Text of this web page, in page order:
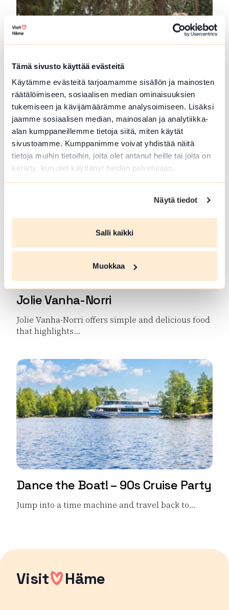
Tämä sivusto käyttää evästeitä
Käytämme evästeitä tarjoamamme sisällön ja mainosten
räätälöimiseen, sosiaalisen median ominaisuuksien
tukemiseen ja kävijämäärämme analysoimiseen. Lisäksi
jaamme sosiaalisen median, mainosalan ja analytiikka-
alan kumppaneillemme tietoja siitä, miten käytät
sivustoamme. Kumppanimme voivat yhdistää näitä
tietoja muihin tietoihin, joita olet antanut heille tai joita on
kerätty, kun olet käyttänyt heidän palvelujaan.
Näytä tiedot
Salli kaikki
Muokkaa
Forest Guide in Loppi and Tammela
Guided trips to Forrest and meals at campfire.
Picking...
Read more Forest Guide in Loppi and Tammela
Jolie Vanha-Norri
Jolie Vanha-Norri offers simple and delicious food
that highlights...
Dance the Boat! – 90s Cruise Party
Jump into a time machine and travel back to...
Visit Häme